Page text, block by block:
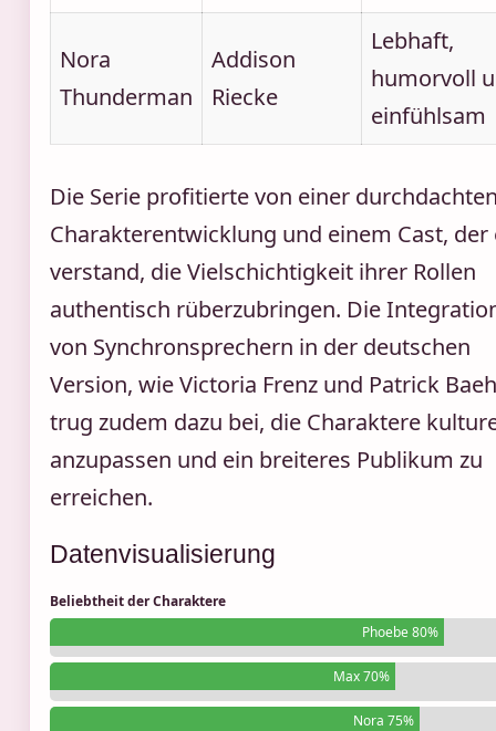
Nora
Thunderman
Addison
Riecke
Lebhaft,
humorvoll
einfühlsam
Die Serie profitierte von einer
Charakterentwicklung und einem Cast, der
verstand, die Vielschichtigkeit ihrer Rollen
authentisch rüberzubringen. Die
von Synchronsprechern in der deutschen
Version, wie Victoria Frenz und Patrick
trug zudem dazu bei, die Charaktere
anzupassen und ein breiteres Publikum zu
erreichen.
Datenvisualisierung
Beliebtheit der Charaktere
Phoebe 80%
Max 70%
Nora 75%